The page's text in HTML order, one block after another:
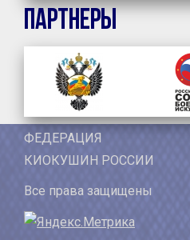
Партнеры
ФЕДЕРАЦИЯ
КИОКУШИН РОССИИ
Все права защищены